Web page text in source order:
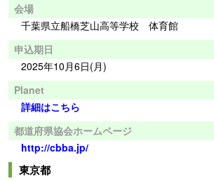
会場
千葉県立船橋芝山高等学校 体育館
申込期日
2025年10月6日(月)
Planet
詳細はこちら
都道府県協会ホームページ
http://cbba.jp/
東京都